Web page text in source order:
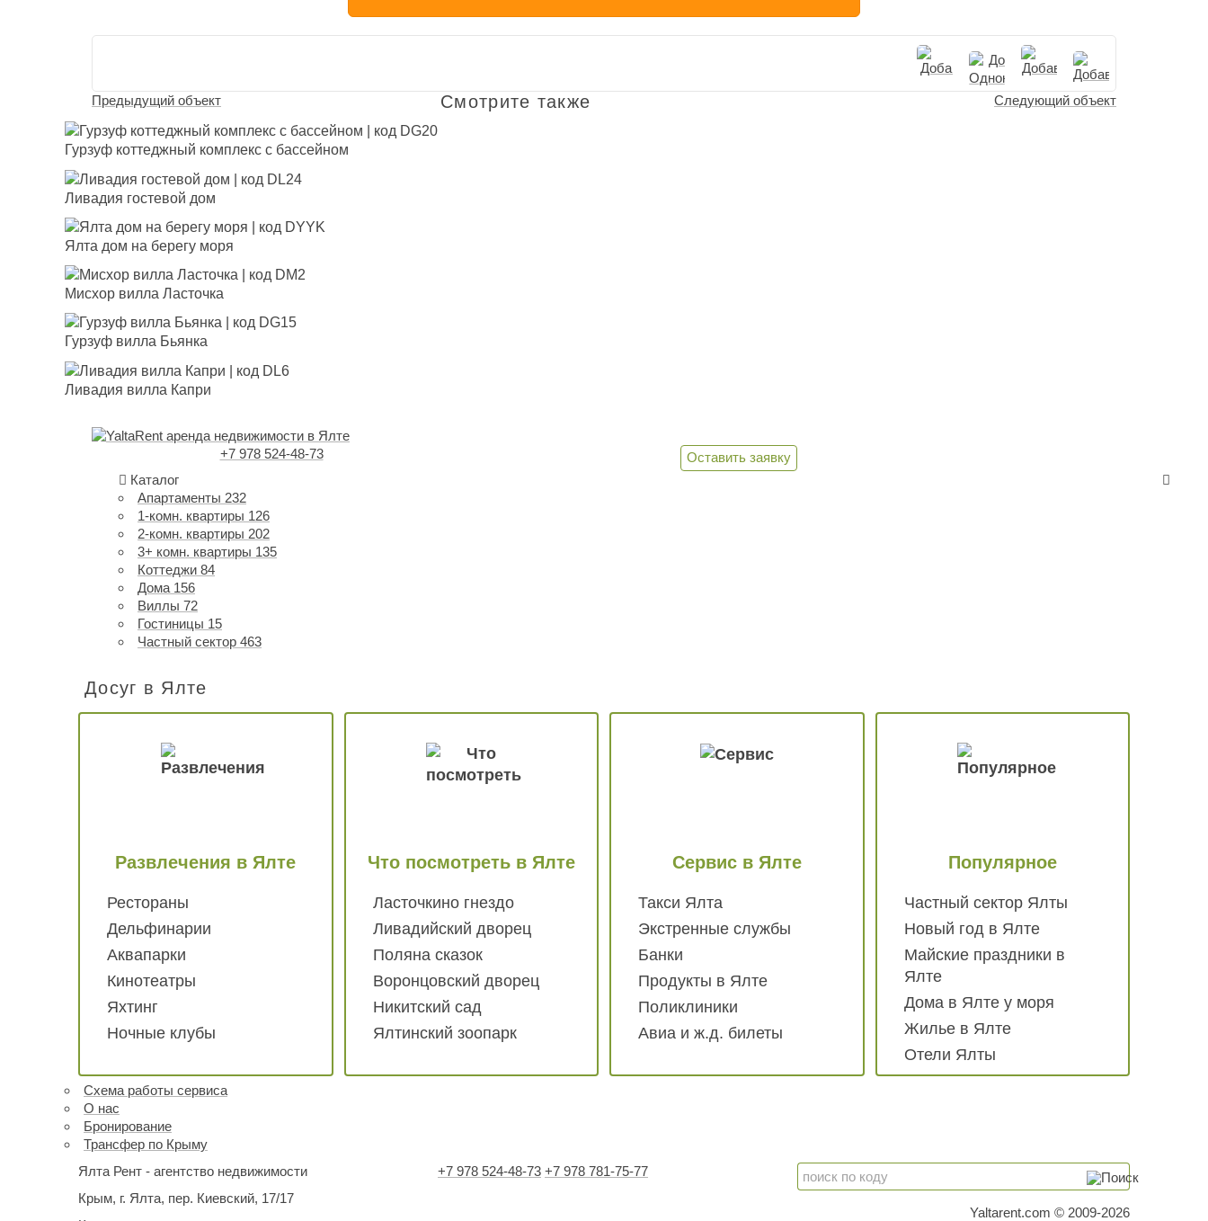
Предыдущий объект Следующий объект
Смотрите также
Гурзуф коттеджный комплекс с бассейном
Ливадия гостевой дом
Ялта дом на берегу моря
Мисхор вилла Ласточка
Гурзуф вилла Бьянка
Ливадия вилла Капри
+7 978 524-48-73
Оставить заявку
Каталог
Апартаменты 232
1-комн. квартиры 126
2-комн. квартиры 202
3+ комн. квартиры 135
Коттеджи 84
Дома 156
Виллы 72
Гостиницы 15
Частный сектор 463
Досуг в Ялте
Развлечения в Ялте
Рестораны
Дельфинарии
Аквапарки
Кинотеатры
Яхтинг
Ночные клубы
Что посмотреть в Ялте
Ласточкино гнездо
Ливадийский дворец
Поляна сказок
Воронцовский дворец
Никитский сад
Ялтинский зоопарк
Сервис в Ялте
Такси Ялта
Экстренные службы
Банки
Продукты в Ялте
Поликлиники
Авиа и ж.д. билеты
Популярное
Частный сектор Ялты
Новый год в Ялте
Майские праздники в
Ялте
Дома в Ялте у моря
Жилье в Ялте
Отели Ялты
Схема работы сервиса
О нас
Бронирование
Трансфер по Крыму
Ялта Рент - агентство недвижимости
Крым, г. Ялта, пер. Киевский, 17/17
+7 978 524-48-73 +7 978 781-75-77
Yaltarent.com © 2009-2026